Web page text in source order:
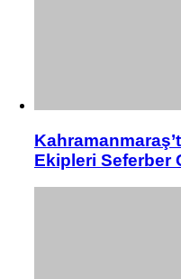
Ekipleri Seferber